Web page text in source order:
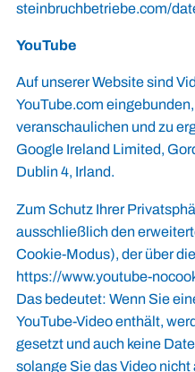
steinbruchbetriebe.com/
YouTube
Auf unserer Website sind
YouTube.com
veranschaulichen und zu
Google Ireland Limited,
Dublin 4, Irland.
Zum Schutz Ihrer
ausschließlich den
Cookie-Modus), der über
https://www.youtube-
Das bedeutet: Wenn Sie
YouTube-Video enthält,
gesetzt und auch keine
solange Sie das Video